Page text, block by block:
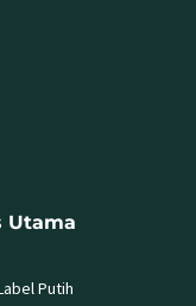
Utama
Putih